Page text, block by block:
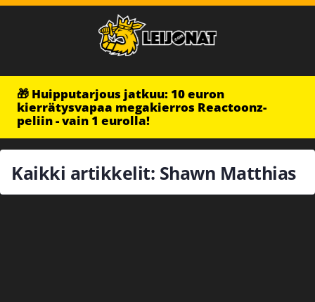
🎁 Huipputarjous jatkuu: 10 euron
kierrätysvapaa megakierros Reactoonz-
peliin - vain 1 eurolla!
Kaikki artikkelit: Shawn Matthias